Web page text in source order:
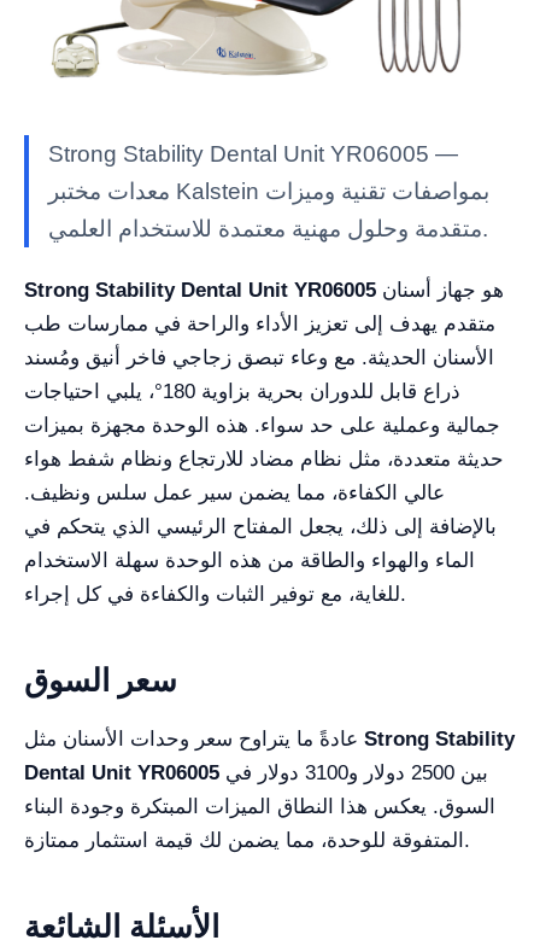
Strong Stability Dental Unit YR06005 —
معدات مختبر Kalstein بمواصفات تقنية وميزات
متقدمة وحلول مهنية معتمدة للاستخدام العلمي.
Strong Stability Dental Unit YR06005
متقدم يهدف إلى تعزيز الأداء والراحة في ممارسات طب
الأسنان الحديثة. مع وعاء تبصق زجاجي فاخر أنيق ومُسند
ذراع قابل للدوران بحرية بزاوية 180°، يلبي احتياجات
جمالية وعملية على حد سواء. هذه الوحدة مجهزة بميزات
حديثة متعددة، مثل نظام مضاد للارتجاع ونظام شفط هواء
عالي الكفاءة، مما يضمن سير عمل سلس ونظيف.
بالإضافة إلى ذلك، يجعل المفتاح الرئيسي الذي يتحكم في
الماء والهواء والطاقة من هذه الوحدة سهلة الاستخدام
للغاية، مع توفير الثبات والكفاءة في كل إجراء.
سعر السوق
Strong Stability
Dental Unit YR06005
السوق. يعكس هذا النطاق الميزات المبتكرة وجودة البناء
المتفوقة للوحدة، مما يضمن لك قيمة استثمار ممتازة.
الأسئلة الشائعة